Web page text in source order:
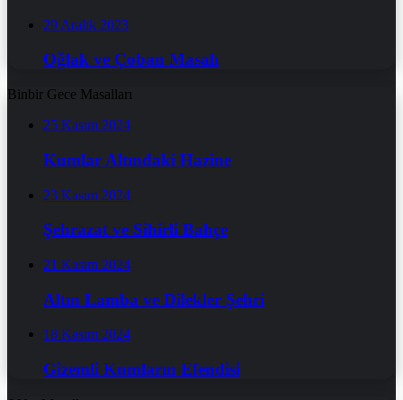
29 Aralık 2023
Oğlak ve Çoban Masalı
Binbir Gece Masalları
25 Kasım 2024
Kumlar Altındaki Hazine
23 Kasım 2024
Şehrazat ve Sihirli Bahçe
21 Kasım 2024
Altın Lamba ve Dilekler Şehri
18 Kasım 2024
Gizemli Kumların Efendisi